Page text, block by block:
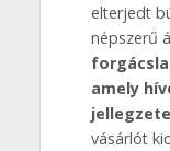
elterjedt
népszerű
amely
vásárlót